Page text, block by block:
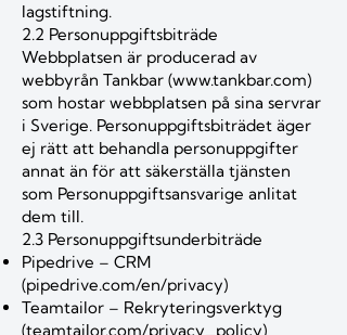
lagstiftning.
2.2 Personuppgiftsbiträde
Webbplatsen är producerad av
webbyrån Tankbar (www.tankbar.com)
som hostar webbplatsen på sina servrar
i Sverige. Personuppgiftsbiträdet äger
ej rätt att behandla personuppgifter
annat än för att säkerställa tjänsten
som Personuppgiftsansvarige anlitat
dem till.
2.3 Personuppgiftsunderbiträde
Pipedrive – CRM
(pipedrive.com/en/privacy)
Teamtailor – Rekryteringsverktyg
(teamtailor.com/privacy_policy)